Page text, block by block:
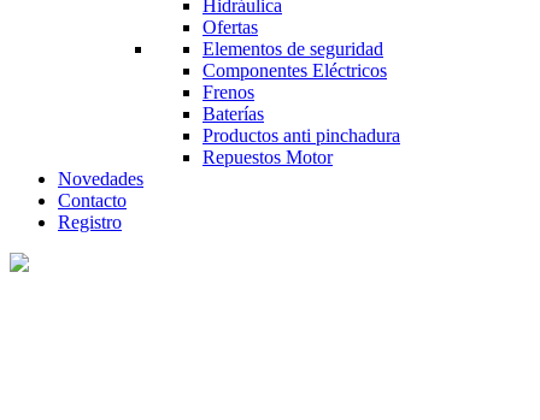
Hidráulica
Ofertas
Elementos de seguridad
Componentes Eléctricos
Frenos
Baterías
Productos anti pinchadura
Repuestos Motor
Novedades
Contacto
Registro